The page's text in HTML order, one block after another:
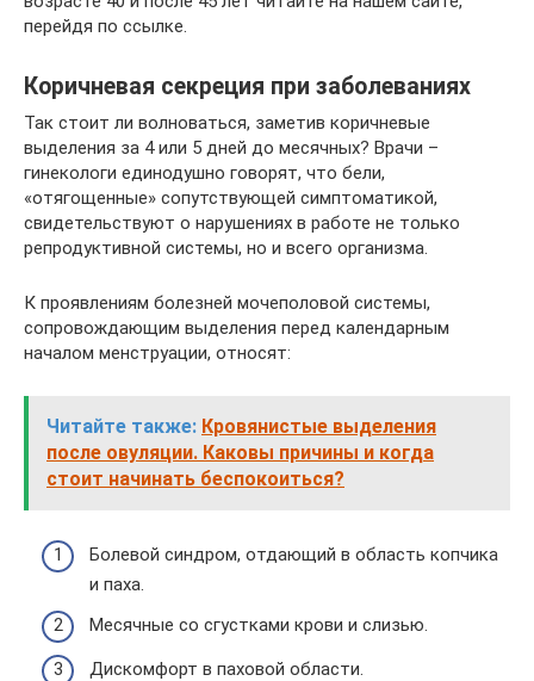
перейдя по ссылке.
Коричневая секреция при заболеваниях
Так стоит ли волноваться, заметив коричневые
выделения за 4 или 5 дней до месячных? Врачи –
гинекологи единодушно говорят, что бели,
«отягощенные» сопутствующей симптоматикой,
свидетельствуют о нарушениях в работе не только
репродуктивной системы, но и всего организма.
К проявлениям болезней мочеполовой системы,
сопровождающим выделения перед календарным
началом менструации, относят:
Читайте также: Кровянистые выделения
после овуляции. Каковы причины и когда
стоит начинать беспокоиться?
Болевой синдром, отдающий в область копчика
и паха.
Месячные со сгустками крови и слизью.
Дискомфорт в паховой области.